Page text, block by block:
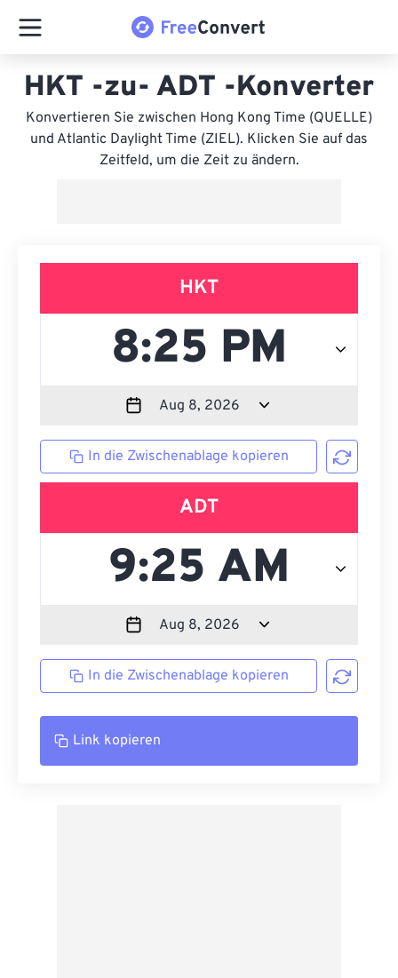
HKT -zu- ADT -Konverter
Konvertieren Sie zwischen Hong Kong Time (QUELLE)
und Atlantic Daylight Time (ZIEL). Klicken Sie auf das
Zeitfeld, um die Zeit zu ändern.
HKT
In die Zwischenablage kopieren
ADT
In die Zwischenablage kopieren
Link kopieren